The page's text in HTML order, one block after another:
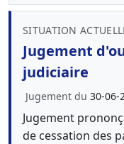
SITUATION
Jugement
judiciaire
Jugement du 30-06-
Jugement
de cessation des